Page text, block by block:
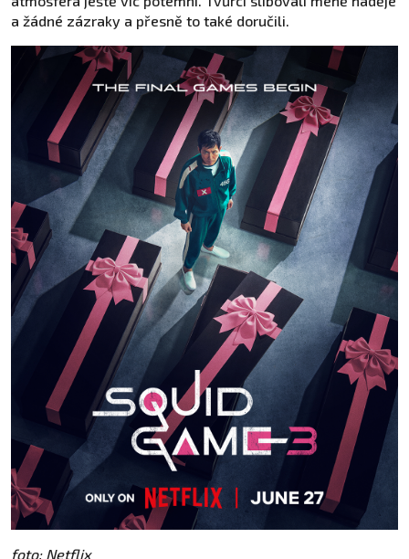
a žádné zázraky a přesně to také doručili.
foto: Netflix